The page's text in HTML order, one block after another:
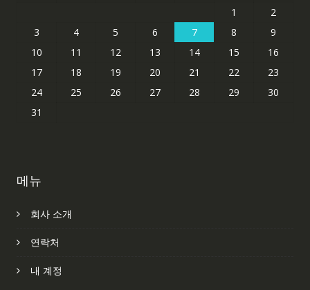
1
2
3
4 5 6 7 8
9
10
11 12 13 14 15
16
17
18 19 20 21 22
23
24
25 26 27 28 29
30
31
메뉴
회사 소개
연락처
내 계정